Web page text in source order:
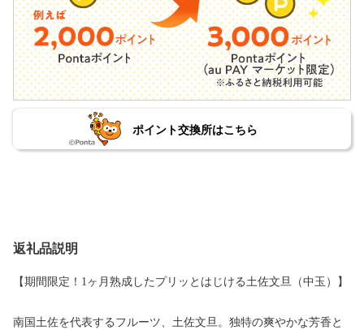
ポイント交換所はこちら
返礼品説明
【期間限定！1ヶ月熟成したプリッとはじける土佐文旦（中玉）】
南国土佐を代表するフルーツ、土佐文旦。独特の爽やかな芳香と